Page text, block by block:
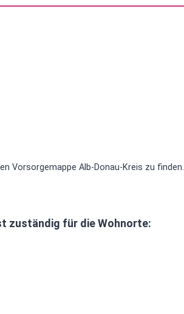
Vorsorgemappe Alb-Donau-Kreis zu finden.
zuständig für die Wohnorte: